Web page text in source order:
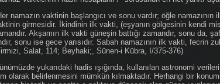
namazın vaktinin başlangıcı ve sonu vardır; öğle
girmesidir. İkindinin ilk vakti, (eşyanın gölgesinin kendi
Akşamın ilk vakti güneşin battığı zamandır, sonu da,
sonu ise gece yarısıdır. Sabah namazının ilk vakti, fecrin
Salat, 114; Beyhaki;, Sünen-i Kübra, I/375-376)
yukarıdaki hadis ışığında, kullanılan astronomi
olarak belirlenmesini mümkün kılmaktadır. Herhangi bir